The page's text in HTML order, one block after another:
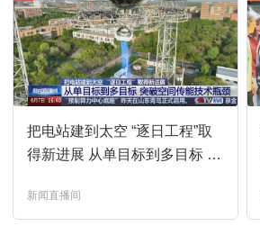
06:00 新闻直播间
07:00 新闻直播间
08:00
09:00 新闻直播间
把电站建到太空 “逐日工程”取
得新进展 从单目标到多目标 突
新闻直播间